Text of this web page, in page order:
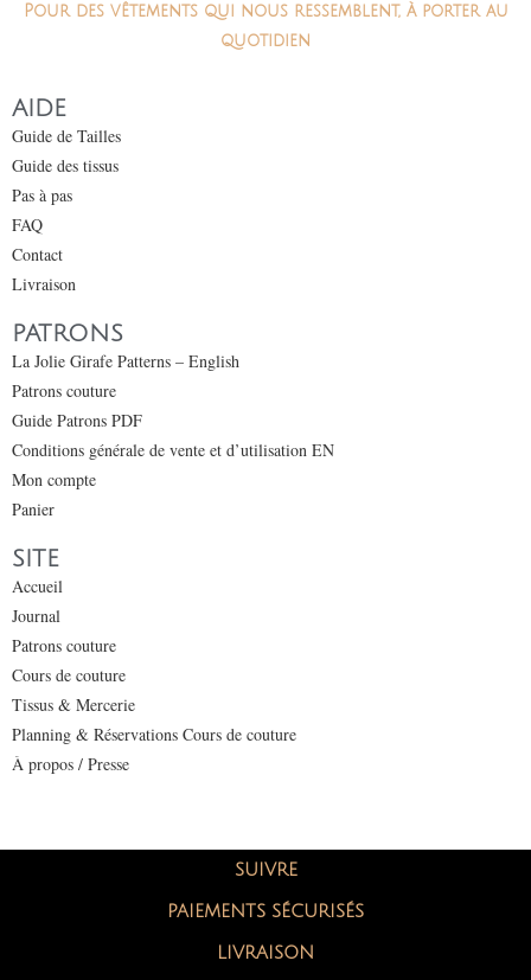
Pour des vêtements qui nous ressemblent, à porter au
quotidien
AIDE
Guide de Tailles
Guide des tissus
Pas à pas
FAQ
Contact
Livraison
PATRONS
La Jolie Girafe Patterns – English
Patrons couture
Guide Patrons PDF
Conditions générale de vente et d’utilisation EN
Mon compte
Panier
SITE
Accueil
Journal
Patrons couture
Cours de couture
Tissus & Mercerie
Planning & Réservations Cours de couture
À propos / Presse
SUIVRE
PAIEMENTS SÉCURISÉS
LIVRAISON